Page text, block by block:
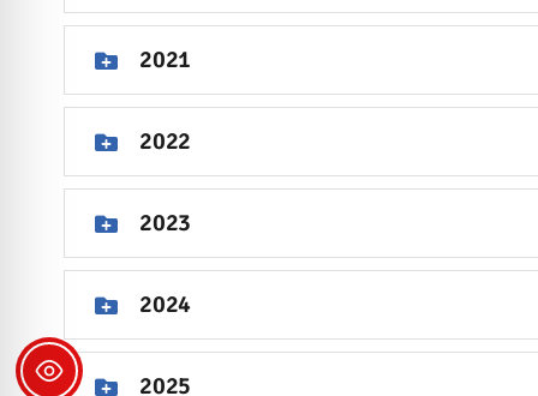
2021
2022
2023
2024
2025